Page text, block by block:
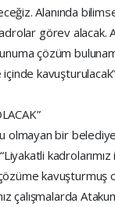
Alanında
görev alacak.
çözüm
olmayan bir
kavuşturmuş
çalışmalarda